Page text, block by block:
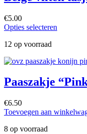
€5.00
Opties selecteren
12 op voorraad
Paaszakje
€6.50
Toevoegen aan
8 op voorraad